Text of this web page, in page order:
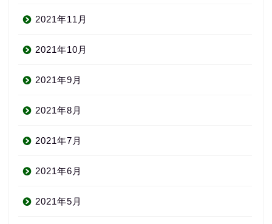
2021年11月
2021年10月
2021年9月
2021年8月
2021年7月
2021年6月
2021年5月